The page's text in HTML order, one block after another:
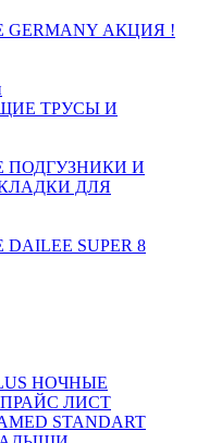
GERMANY АКЦИЯ !
ТРУСЫ И
ПОДГУЗНИКИ И
ДЛЯ
SUPER 8
НОЧНЫЕ
ЛИСТ
STANDART